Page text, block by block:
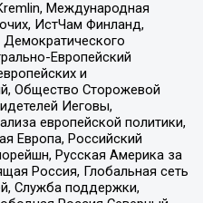
Международная
ИстЧам Финланд,
Демократического
Европейский
и
Общество Сторожевой
Иеговы,
европейской политики,
Европа, Российский
Русская Америка за
Россия, Глобальная сеть
Служба поддержки,